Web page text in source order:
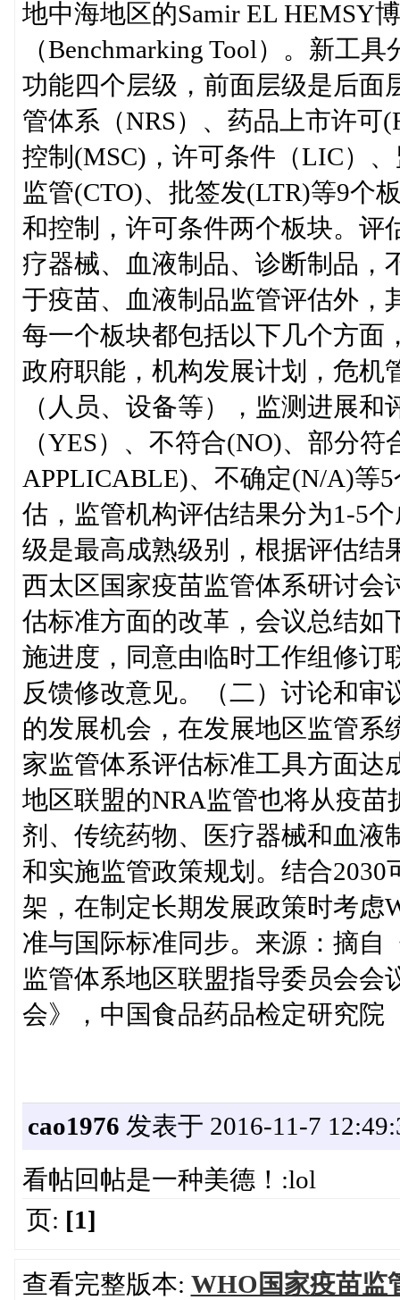
地中海地区的Samir EL HEMSY
（Benchmarking Tool）。新工
功能四个层级，前面层级是后面
管体系（NRS）、药品上市许
控制(MSC)，许可条件（LIC）
监管(CTO)、批签发(LTR)等9个
和控制，许可条件两个板块。评
疗器械、血液制品、诊断制品，
于疫苗、血液制品监管评估外，
每一个板块都包括以下几个方面
政府职能，机构发展计划，危机
（人员、设备等），监测进展
（YES）、不符合(NO)、部分
APPLICABLE)、不确定(N/A)等
估，监管机构评估结果分为1-5
级是最高成熟级别，根据评估结
西太区国家疫苗监管体系研讨会
估标准方面的改革，会议总结如
施进度，同意由临时工作组修订
反馈修改意见。（二）讨论和
的发展机会，在发展地区监管系
家监管体系评估标准工具方面达
地区联盟的NRA监管也将从疫
剂、传统药物、医疗器械和血液
和实施监管政策规划。结合2030
架，在制定长期发展政策时考虑
准与国际标准同步。来源：摘自
监管体系地区联盟指导委员会会
会》，中国食品药品检定研究院
cao1976 发表于 2016-11-7
看帖回帖是一种美德！:lol
页: [1]
查看完整版本: WHO国家疫苗监